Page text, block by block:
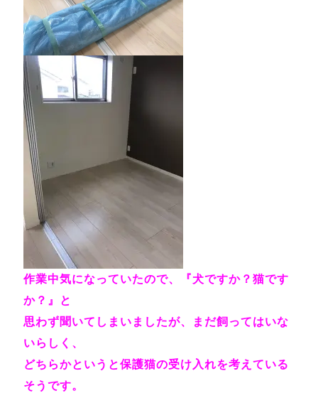
作業中気になっていたので、『犬ですか？猫です
か？』と
思わず聞いてしまいましたが、まだ飼ってはいな
いらしく、
どちらかというと保護猫の受け入れを考えている
そうです。